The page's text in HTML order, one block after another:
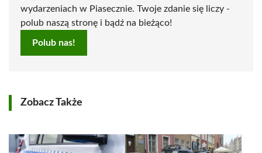
wydarzeniach w Piasecznie. Twoje zdanie się liczy -
polub naszą stronę i bądź na bieżąco!
Polub nas!
Zobacz Także